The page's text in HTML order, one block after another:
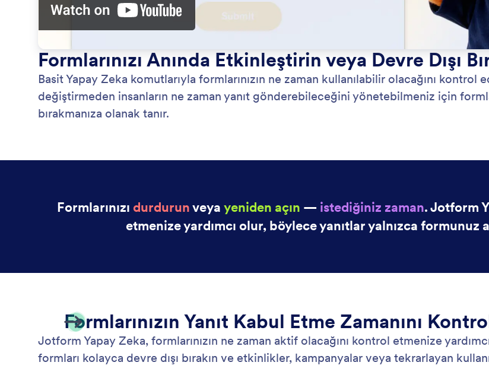
Formlarınızı Anında Etkinleştirin veya Devre Dışı
Basit Yapay Zeka komutlarıyla formlarınızın ne zaman kullanılabilir olacağını
değiştirmeden insanların ne zaman yanıt gönderebileceğini yönetebilmeniz için
bırakmanıza olanak tanır.
Formlarınızı durdurunveya yeniden açın — istediğiniz zaman. Jotform
etmenize yardımcı olur, böylece yanıtlar yalnızca
Formlarınızın Yanıt Kabul Etme Zamanını
Jotform Yapay Zeka, formlarınızın ne zaman aktif olacağını kontrol etmenize
formları kolayca devre dışı bırakın ve etkinlikler, kampanyalar veya tekrarlayan